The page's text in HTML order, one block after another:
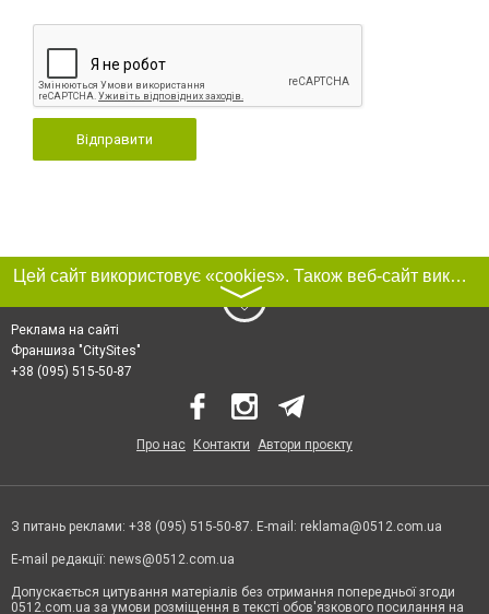
Відправити
Цей сайт використовує «cookies». Також веб-сайт використовує інтернет-сервіс для збору технічних даних стосовно відвідувачів з метою отримання маркетингової та статистичної інформації. Умови обробки даних відвідувачів сайту див.
〉
Реклама на сайті
Франшиза "CitySites"
+38 (095) 515-50-87
Про нас Контакти Автори проєкту
З питань реклами: +38 (095) 515-50-87. E-mail: reklama@0512.com.ua
E-mail редакції: news@0512.com.ua
Допускається цитування матеріалів без отримання попередньої згоди
0512.com.ua за умови розміщення в тексті обов'язкового посилання на